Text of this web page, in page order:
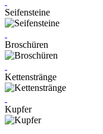
Seifensteine
Broschüren
Kettenstränge
Kupfer